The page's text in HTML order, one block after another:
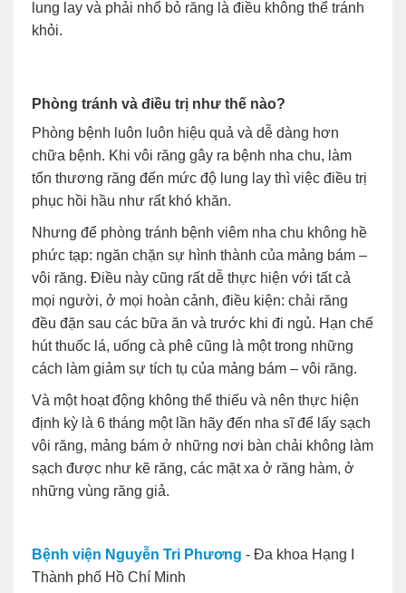
lung lay và phải nhổ bỏ răng là điều không thể tránh
khỏi.
Phòng tránh và điều trị như thế nào?
Phòng bệnh luôn luôn hiệu quả và dễ dàng hơn
chữa bệnh. Khi vôi răng gây ra bệnh nha chu, làm
tổn thương răng đến mức độ lung lay thì việc điều trị
phục hồi hầu như rất khó khăn.
Nhưng để phòng tránh bệnh viêm nha chu không hề
phức tạp: ngăn chặn sự hình thành của mảng bám –
vôi răng. Điều này cũng rất dễ thực hiện với tất cả
mọi người, ở mọi hoàn cảnh, điều kiện: chải răng
đều đặn sau các bữa ăn và trước khi đi ngủ. Hạn chế
hút thuốc lá, uống cà phê cũng là một trong những
cách làm giảm sự tích tụ của mảng bám – vôi răng.
Và một hoạt động không thể thiếu và nên thực hiện
định kỳ là 6 tháng một lần hãy đến nha sĩ để lấy sạch
vôi răng, mảng bám ở những nơi bàn chải không làm
sạch được như kẽ răng, các mặt xa ở răng hàm, ở
những vùng răng giả.
Bệnh viện Nguyễn Tri Phương - Đa khoa Hạng I
Thành phố Hồ Chí Minh